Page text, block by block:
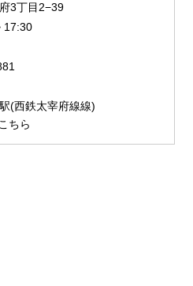
3丁目2−39
17:30
(西鉄太宰府線線)
ちら